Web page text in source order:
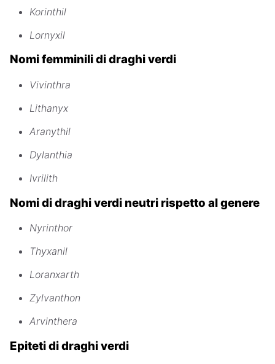
Korinthil
Lornyxil
Nomi femminili di draghi verdi
Vivinthra
Lithanyx
Aranythil
Dylanthia
Ivrilith
Nomi di draghi verdi neutri rispetto al genere
Nyrinthor
Thyxanil
Loranxarth
Zylvanthon
Arvinthera
Epiteti di draghi verdi